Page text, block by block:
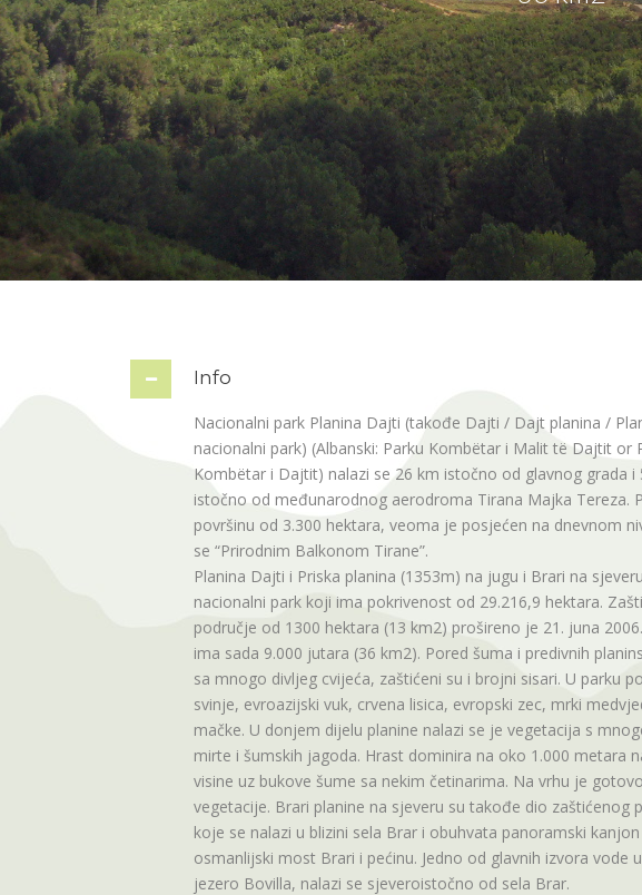
Info
Nacionalni park Planina Dajti (takođe Dajti / Dajt planina /
nacionalni park) (Albanski: Parku Kombëtar i Malit të Dajtit or
Kombëtar i Dajtit) nalazi se 26 km istočno od glavnog grada i
istočno od međunarodnog aerodroma Tirana Majka Tereza.
površinu od 3.300 hektara, veoma je posjećen na dnevnom
se “Prirodnim Balkonom Tirane”.
Planina Dajti i Priska planina (1353m) na jugu i Brari na
nacionalni park koji ima pokrivenost od 29.216,9 hektara.
područje od 1300 hektara (13 km2) prošireno je 21. juna
ima sada 9.000 jutara (36 km2). Pored šuma i predivnih
sa mnogo divljeg cvijeća, zaštićeni su i brojni sisari. U parku
svinje, evroazijski vuk, crvena lisica, evropski zec, mrki
mačke. U donjem dijelu planine nalazi se je vegetacija s
mirte i šumskih jagoda. Hrast dominira na oko 1.000 metara
visine uz bukove šume sa nekim četinarima. Na vrhu je
vegetacije. Brari planine na sjeveru su takođe dio zaštićenog
koje se nalazi u blizini sela Brar i obuhvata panoramski
osmanlijski most Brari i pećinu. Jedno od glavnih izvora vode
jezero Bovilla, nalazi se sjeveroistočno od sela Brar.